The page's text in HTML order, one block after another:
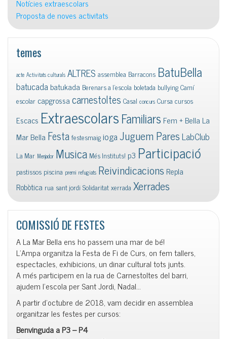
Notícies extraescolars
Proposta de noves activitats
temes
acte Activitats culturals ALTRES assemblea Barracons BatuBella
batucadabatukada Berenars a l'escola boletada bullyingCamí
escolar capgrossacarnestoltes Casal concurs Cursa cursos
Escacs ExtraescolarsFamiliars Fem + Bella La
Mar Bella FestafestesmaigiogaJuguem ParesLabClub
La Mar Menjador Musica Més Instituts! p3 Participació
pastissos piscina premi refugiats Reivindicacions Repla
Robòtica rua sant jordi Solidaritatxerrada Xerrades
COMISSIÓ DE FESTES
A La Mar Bella ens ho passem una mar de bé!
L’Ampa organitza la Festa de Fi de Curs, on fem tallers,
espectacles, exhibicions, un dinar cultural tots junts.
A més participem en la rua de Carnestoltes del barri,
ajudem l’escola per Sant Jordi, Nadal…
A partir d’octubre de 2018, vam decidir en assemblea
organitzar les festes per cursos:
Benvinguda a P3 – P4